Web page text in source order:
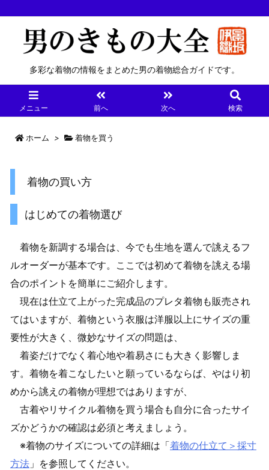
多彩な着物の情報をまとめた男の着物総合ガイドです。
メニュー 前へ 次へ 検索
ホーム > 着物を買う
着物の買い方
はじめての着物選び
着物を新調する場合は、今でも生地を選んで誂えるフ
ルオーダーが基本です。ここでは初めて着物を誂える場
合のポイントを簡単にご紹介します。
現在は仕立て上がった完成品のプレタ着物も販売され
てはいますが、着物という衣服は洋服以上にサイズの重
要性が大きく、微妙なサイズの問題は、
着姿だけでなく着心地や着易さにも大きく影響しま
す。着物を着こなしたいと願っているならば、やはり初
めから誂えの着物が理想ではありますが、
古着やリサイクル着物を買う場合も自分に合ったサイ
ズかどうかの確認は必須と考えましょう。
※着物のサイズについての詳細は「着物の仕立て＞採寸
方法 」を参照してください。